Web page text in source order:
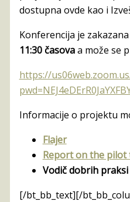
dostupna ovde kao i
Konferencija je zakazana
11:30 časovaa može se
https://
Informacije o projektu
Flajer
Report on the
Vodič dobrih praksi
[/bt_bb_text][/